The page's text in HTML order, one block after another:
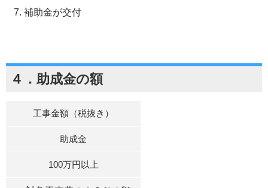
補助金が交付
４．助成金の額
工事金額（税抜き）
助成金
100万円以上